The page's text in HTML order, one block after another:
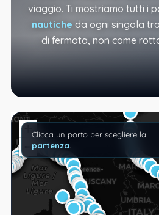
viaggio. Ti mostriamo tutti i
nautiche da ogni singola
di fermata, non come
Clicca un porto per scegliere la
partenza.
+